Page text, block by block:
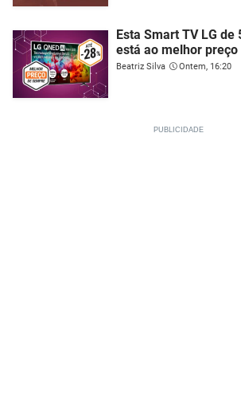
Esta Smart TV LG de
está ao melhor
Beatriz Silva Ontem, 16:20